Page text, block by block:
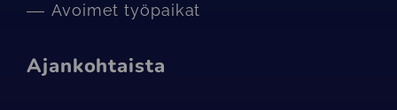
Avoimet työpaikat
Ajankohtaista